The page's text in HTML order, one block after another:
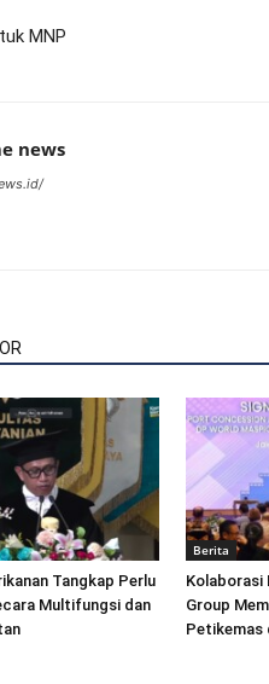
MNP
news
Tangkap Perlu
Multifungsi dan
Berita
Kolaborasi
Group
Petikemas